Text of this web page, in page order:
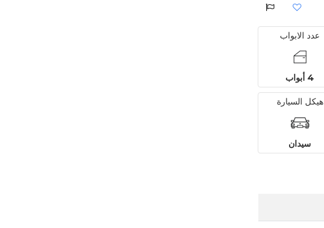
عدد الابواب
4 أبواب
هيكل السيارة
سيدان